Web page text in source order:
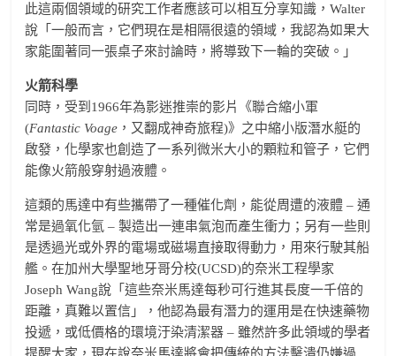
此這兩個領域的研究工作者應該可以相互分享知識，Walter
說「一般而言，它們現在是相隔很遠的領域，我認為如果大
家能圍著同一張桌子來討論時，將導致下一輪的突破。」
火箭科學
同時，受到1966年為影迷推崇的影片《聯合縮小軍
(Fantastic Voage ，又翻成神奇旅程)》之中縮小版潛水艇的
啟發，化學家也創造了一系列微米大小的顆粒和管子，它們
能像火箭般穿射過液體。
這類的馬達中有些攜帶了一種催化劑，能從周遭的液體 – 通
常是過氧化氫 – 製造出一連串氣泡而產生衝力；另有一些則
是透過光或外界的電場或磁場直接取得動力，用來行駛其船
艦。在加州大學聖地牙哥分校(UCSD)的奈米工程學家
Joseph Wang說「這些奈米馬達每秒可行進其長度一千倍的
距離，真難以置信」，他認為最有潛力的運用是在快速藥物
投遞，或低價格的環境汙染清潔器 – 雖然許多此領域的學者
提醒大家，現在說奈米馬達將會把傳統的方法擊潰仍嫌過